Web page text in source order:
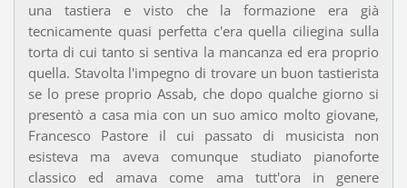
una tastiera e visto che la formazione era già
tecnicamente quasi perfetta c'era quella ciliegina sulla
torta di cui tanto si sentiva la mancanza ed era proprio
quella. Stavolta l'impegno di trovare un buon tastierista
se lo prese proprio Assab, che dopo qualche giorno si
presentò a casa mia con un suo amico molto giovane,
Francesco Pastore il cui passato di musicista non
esisteva ma aveva comunque studiato pianoforte
classico ed amava come ama tutt'ora in genere